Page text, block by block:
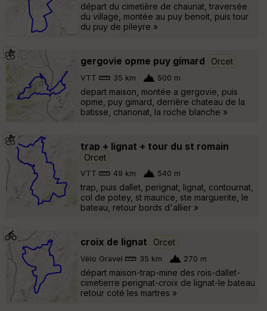
départ du cimetière de chauriat, traversée
du village, montée au puy benoit, puis tour
du puy de pileyre »
gergovie opme puy gimard Orcet
VTT 35 km 500 m
depart maison, montée a gergovie, puis
opme, puy gimard, derrière chateau de la
batisse, chanonat, la roche blanche »
trap + lignat + tour du st romain
Orcet
VTT 49 km 540 m
trap, puis dallet, perignat, lignat, contournat,
col de potey, st maurice, ste marguerite, le
bateau, retour bords d'allier »
croix de lignat Orcet
Vélo Gravel 35 km 270 m
départ maison-trap-mine des rois-dallet-
cimetierre perignat-croix de lignat-le bateau
retour coté les martres »